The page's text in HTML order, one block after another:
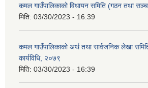
कमल गाउँपालिकाको विधायन समिति (गठन तथा
मिति: 03/30/2023 - 16:39
कमल गाउँपालिकाको अर्थ तथा सार्वजनिक लेखा
कार्यविधि, २०७९
मिति: 03/30/2023 - 16:39